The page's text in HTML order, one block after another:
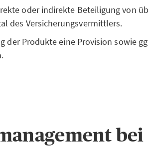
oder indirekte Beteiligung von
des Versicherungsvermittlers.
der Produkte eine Provision sowie
bei